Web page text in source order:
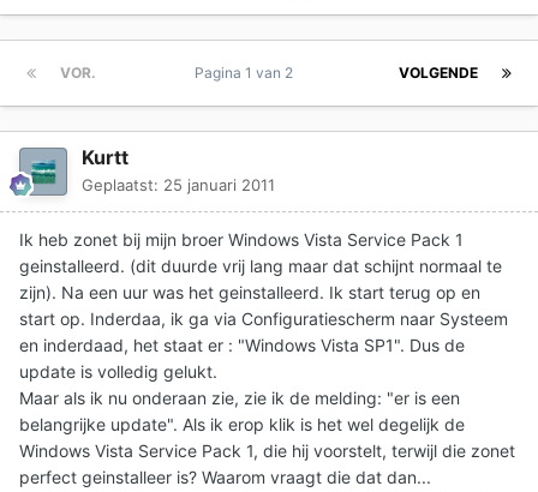
VOR. VOLGENDE
Pagina 1 van 2
Kurtt
Geplaatst: 25 januari 2011
Ik heb zonet bij mijn broer Windows Vista Service Pack 1
geinstalleerd. (dit duurde vrij lang maar dat schijnt normaal te
zijn). Na een uur was het geinstalleerd. Ik start terug op en
start op. Inderdaa, ik ga via Configuratiescherm naar Systeem
en inderdaad, het staat er : "Windows Vista SP1". Dus de
update is volledig gelukt.
Maar als ik nu onderaan zie, zie ik de melding: "er is een
belangrijke update". Als ik erop klik is het wel degelijk de
Windows Vista Service Pack 1, die hij voorstelt, terwijl die zonet
perfect geinstalleer is? Waarom vraagt die dat dan...